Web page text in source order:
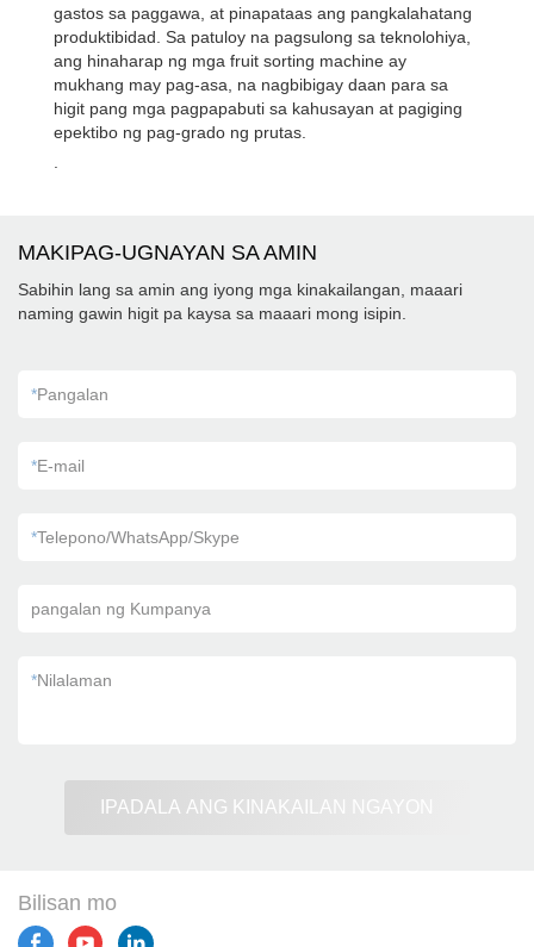
gastos sa paggawa, at pinapataas ang pangkalahatang
produktibidad. Sa patuloy na pagsulong sa teknolohiya,
ang hinaharap ng mga fruit sorting machine ay
mukhang may pag-asa, na nagbibigay daan para sa
higit pang mga pagpapabuti sa kahusayan at pagiging
epektibo ng pag-grado ng prutas.
MAKIPAG-UGNAYAN SA AMIN
Sabihin lang sa amin ang iyong mga kinakailangan, maaari
naming gawin higit pa kaysa sa maaari mong isipin.
*Pangalan
*E-mail
*Telepono/WhatsApp/Skype
pangalan ng Kumpanya
*Nilalaman
IPADALA ANG KINAKAILAN NGAYON
Bilisan mo